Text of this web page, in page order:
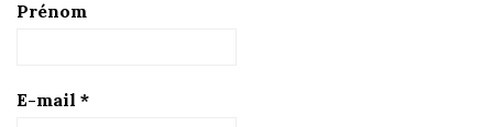
Prénom
E-mail *